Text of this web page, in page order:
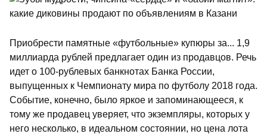
Приобрести памятные «футбольные» купюры за... 1,9
миллиарда рублей предлагает один из продавцов. Речь
идет о 100-рублевых банкнотах Банка России,
выпущенных к Чемпионату мира по футболу 2018 года.
Событие, конечно, было яркое и запоминающееся, к
тому же продавец уверяет, что экземпляры, которых у
него несколько, в идеальном состоянии, но цена лота